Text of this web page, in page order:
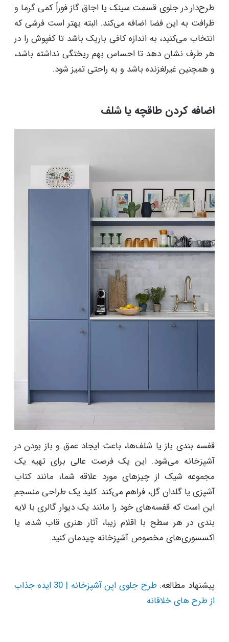
طرح‌دار در جلوی قسمت سینک یا اجاق گاز فوراً کمی گرما و
ظرافت به این فضا اضافه می‌کند. البته بهتر است فرشی که
انتخاب می‌کنید، به اندازه کافی باریک باشد تا کفپوش را در
هر طرف نشان دهد تا احساس بهم ریختگی نداشته باشد،
و همچنین غیرلغزنده باشد و به راحتی تمیز شود.
اضافه کردن طاقچه یا شلف
قفسه بندی باز یا شلف‌ها، باعث ایجاد عمق و باز بودن در
آشپزخانه می‌شود. این یک فرصت عالی برای تهیه یک
مجموعه شیک از چیزهای مورد علاقه شما، مانند کتاب
آشپزی یا گلدان گل، فراهم می‌کند. کلید یک طراحی منسجم
این است که قفسه‌های خود را مانند یک دیوار گالری با لایه
بندی در هر سطح با اقلام زیبا، آثار هنری قاب شده، یا
اکسسوری‌های مخصوص آشپزخانه چیدمان کنید.
پیشنهاد مطالعه:
طرح جلوی اپن آشپزخانه | 30 ایده جذاب
از طرح های خلاقانه